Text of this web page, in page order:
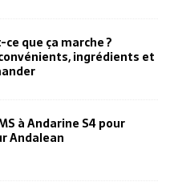
ce que ça marche ?
ingrédients et
à Andarine S4 pour
Andalean